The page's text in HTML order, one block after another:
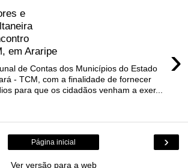
e
em Araripe
›
de Contas dos Municípios do Estado
- TCM, com a finalidade de fornecer
para que os cidadãos venham a exer...
›
Página inicial
Ver versão para a web